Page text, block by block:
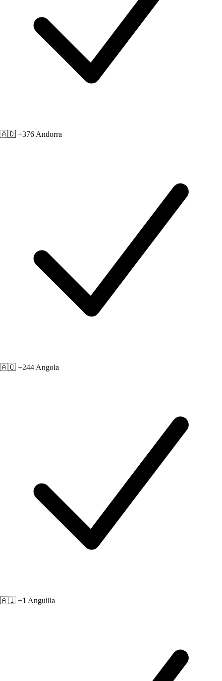
🇦🇩 +376 Andorra
🇦🇴 +244 Angola
🇦🇮 +1 Anguilla